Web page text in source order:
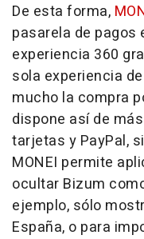
De esta forma,
pasarela de pagos
experiencia 360
sola experiencia
mucho la compra
dispone así de
tarjetas y PayPal,
MONEI permite
ocultar Bizum
ejemplo, sólo
España, o para